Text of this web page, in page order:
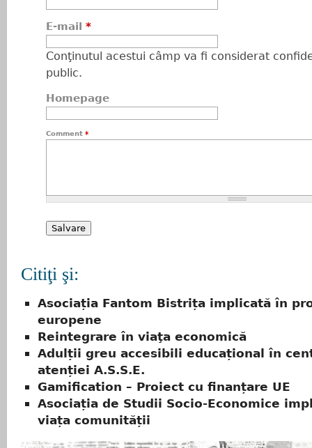
E-mail *
Conţinutul acestui câmp va fi considerat
public.
Homepage
Comment *
Citiţi şi:
Asociația Fantom Bistrița implicată în
europene
Reintegrare în viaţa economică
Adulții greu accesibili educațional în
atenției A.S.S.E.
Gamification – Proiect cu finanțare UE
Asociația de Studii Socio-Economice
viața comunității